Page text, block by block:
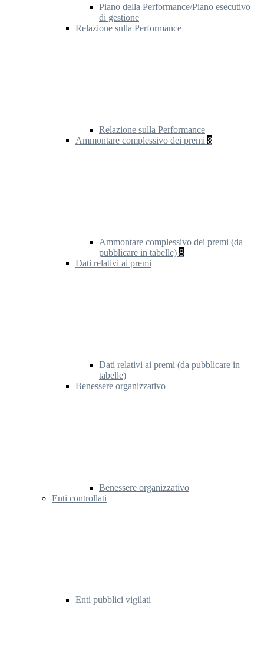
Piano della Performance/Piano esecutivo
di gestione
Relazione sulla Performance
Relazione sulla Performance
Ammontare complessivo dei premi 8
Ammontare complessivo dei premi (da
pubblicare in tabelle) 8
Dati relativi ai premi
Dati relativi ai premi (da pubblicare in
tabelle)
Benessere organizzativo
Benessere organizzativo
Enti controllati
Enti pubblici vigilati